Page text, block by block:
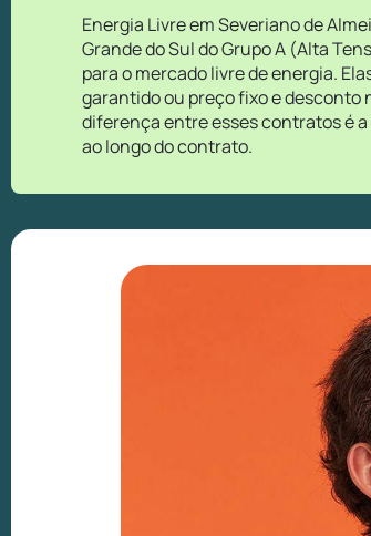
Energia Livre em Severiano de
Grande do Sul do Grupo A (Alta
para o mercado livre de energia.
garantido ou preço fixo e desconto
diferença entre esses contratos é
ao longo do contrato.